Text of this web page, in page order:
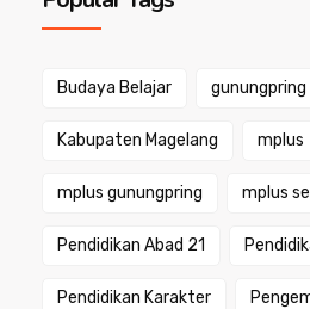
Budaya Belajar gunungpring
Kabupaten Magelang mplus
mplus gunungpring mplus
Pendidikan Abad 21
Pendidikan Karakter